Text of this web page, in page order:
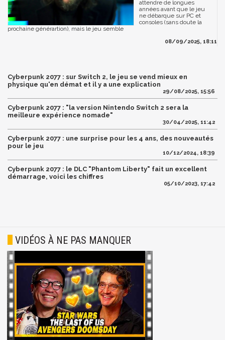
attendre de longues
années avant que le jeu
ne débarque sur PC et
consoles (sans doute la
prochaine générartion), mais le jeu semble
08/09/2025, 18:11
Cyberpunk 2077 : sur Switch 2, le jeu se vend mieux en
physique qu'en démat et il y a une explication
29/08/2025, 15:56
Cyberpunk 2077 : "la version Nintendo Switch 2 sera la
meilleure expérience nomade"
30/04/2025, 11:42
Cyberpunk 2077 : une surprise pour les 4 ans, des nouveautés
pour le jeu
10/12/2024, 18:39
Cyberpunk 2077 : le DLC "Phantom Liberty" fait un excellent
démarrage, voici les chiffres
05/10/2023, 17:42
VIDÉOS À NE PAS MANQUER